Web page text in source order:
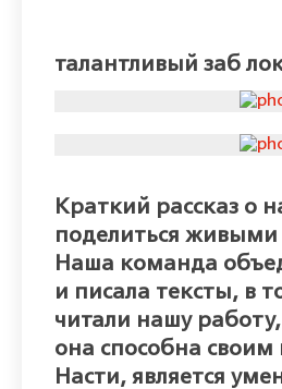
талантливый заб
Краткий рассказ о
поделиться живыми
Наша команда
и писала тексты, в
читали нашу
она способна своим
Насти, является